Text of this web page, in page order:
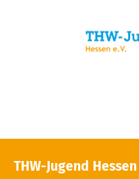
THW-Jugend Hessen